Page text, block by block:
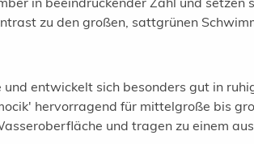
zu den großen, sattgrünen
entwickelt sich besonders gut in
hervorragend für mittelgroße bis
und tragen zu einem